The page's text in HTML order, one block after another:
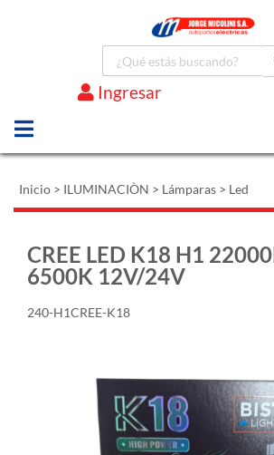
Ingresar
Inicio > ILUMINACIÒN > Lámparas > Led
CREE LED K18 H1
6500K 12V/24V
240-H1CREE-K18